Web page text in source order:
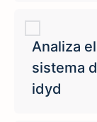
Analiza
sistema
idyd